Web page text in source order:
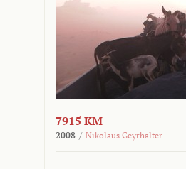
7915 KM
2008 / Nikolaus Geyrhalter